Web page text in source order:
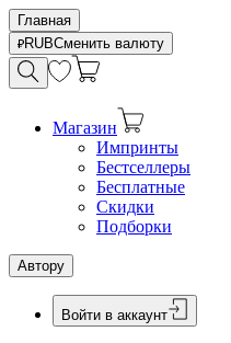
Главная
RUBСменить валюту
Магазин
Импринты
Бестселлеры
Бесплатные
Скидки
Подборки
Автору
Войти в аккаунт